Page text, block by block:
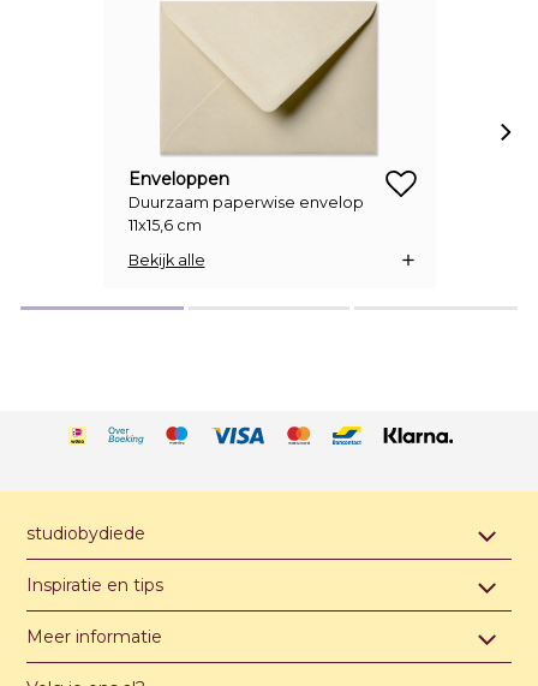
Enveloppen
Duurzaam paperwise envelop
11x15,6 cm
Bekijk alle
studiobydiede
Contact & afspraak maken
Over studiobydiede
Unieke illustratie of ontwerp
Algemene voorwaarden
Inspiratie en tips
Hippe jongensnamen van A t/m Z
Hippe meisjesnamen van A t/m Z
Meer informatie